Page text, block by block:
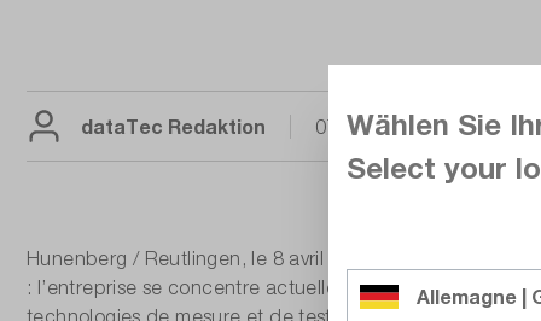
dataTec Redaktion 07.04.2025
Hunenberg / Reutlingen, le 8 avril 2025 – Marco Pompa
: l’entreprise se concentre actuellement sur
technologies de mesure et de test en Suisse. Depuis
Wählen Sie
Select your
Allemagne |